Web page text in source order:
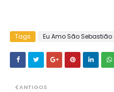
Tags Eu Amo São Sebastião
ANTIGOS